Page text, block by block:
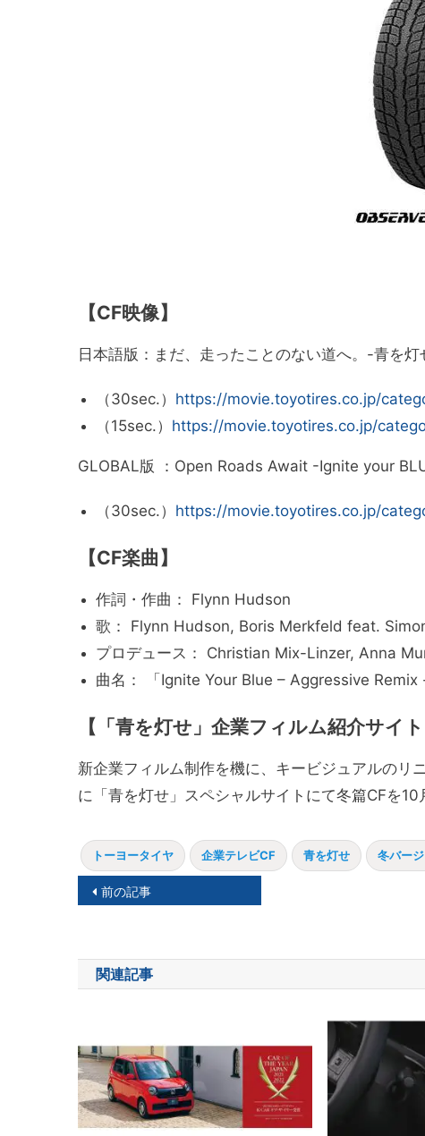
【CF映像】
日本語版：まだ、走ったことのない道へ。-青を
（30sec.） https://movie.toyotires.co.jp/
（15sec.） https://movie.toyotires.co.jp/
GLOBAL版 ：Open Roads Await -Ignite your
（30sec.） https://movie.toyotires.co.jp/
【CF楽曲】
作詞・作曲： Flynn Hudson
歌： Flynn Hudson, Boris Merkfeld feat.
プロデュース： Christian Mix-Linzer, Anna
曲名： 「Ignite Your Blue – Aggressive Remix -
【「青を灯せ」企業フィルム紹介サイト
新企業フィルム制作を機に、キービジュアルのリ
に「青を灯せ」スペシャルサイトにて冬篇CFを10
トーヨータイヤ 企業テレビCF 青を灯せ 冬バー
投
ナ
ビ
ー
シ
前の記事
関連記事